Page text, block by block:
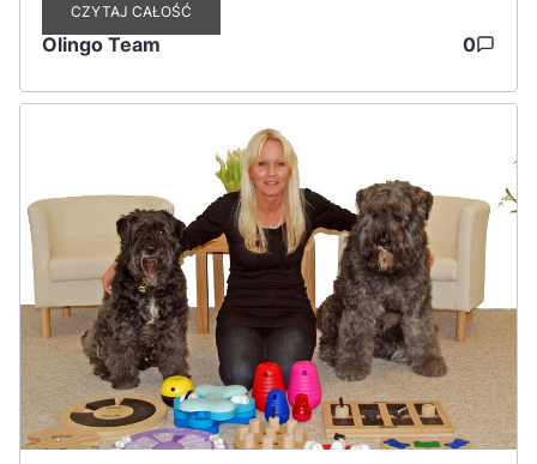
zaufa? Masz najwierniejszego uszatego kompana
na świecie! No to jak zdobyć serce tego
CZYTAJ CAŁOŚĆ
Olingo Team 0